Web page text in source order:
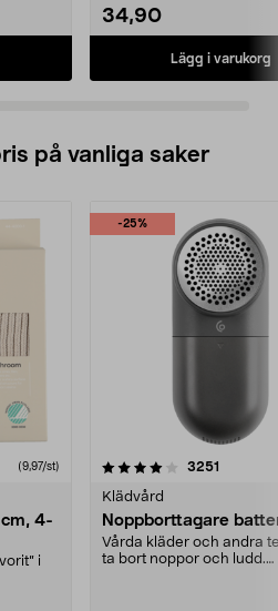
34,90
Lägg i varukorg
på vanliga saker
(9,97/st)
4-
i
-25%
3251
Klädvård
Noppborttagare
Vårda kläder och andra
ta bort noppor och ludd.
4.5av 5 stjärnor